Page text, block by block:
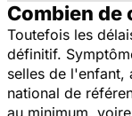
Combien de
Toutefois les
définitif.
selles de l'enfant,
national de
au minimum,